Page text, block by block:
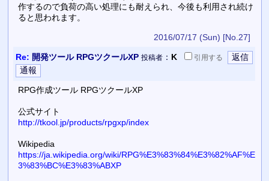
作するので負荷の高い処理にも耐えられ、今後も利用され続け
ると思われます。
2016/07/17 (Sun) [No.27]
Re: 開発ツール RPGツクールXP 投稿者： K 引用する
RPG作成ツール RPGツクールXP
公式サイト
http://tkool.jp/products/rpgxp/index
Wikipedia
https://ja.wikipedia.org/wiki/RPG%E3%83%84%E3%82%AF%E
3%83%BC%E3%83%ABXP